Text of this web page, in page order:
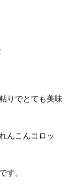
りでとても美味
んこんコロッ
す。